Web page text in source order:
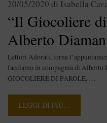
“Il Giocoliere
Alberto
20/05/2020 di Isabella
Lettori Adorati, torna
facciamo in compagnia di Alberto
GIOCOLIERE DI PAROLE, …
LEGGI DI PIÙ…